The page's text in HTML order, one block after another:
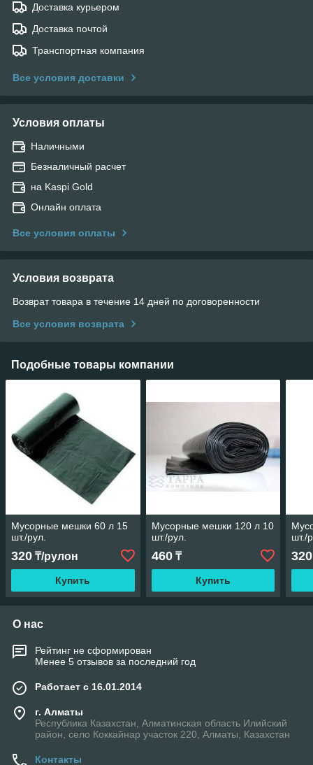
Доставка курьером
Доставка почтой
Транспортная компания
Все условия доставки
Условия оплаты
Наличными
Безналичный расчет
на Kaspi Gold
Онлайн оплата
Все условия оплаты
Условия возврата
Возврат товара в течение 14 дней по договоренности
Все условия возврата
Подобные товары компании
Мусорные мешки 60 л 15
шт./рул.
320 ₸/рулон
Купить
Мусорные мешки 120 л 10
шт./рул.
460₸
Купить
шт./
320
О нас
Рейтинг не сформирован
Менее 5 отзывов за последний год
Работает с 16.01.2014
г. Алматы
Республика Казахстан, Алматинская область Илийский
район, село Коккайнар участок 220, Алматы, Казахстан
Контакты